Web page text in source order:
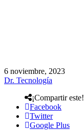
6 noviembre, 2023
Dr. Tecnología
¡Compartir este!
Facebook
Twitter
Google Plus